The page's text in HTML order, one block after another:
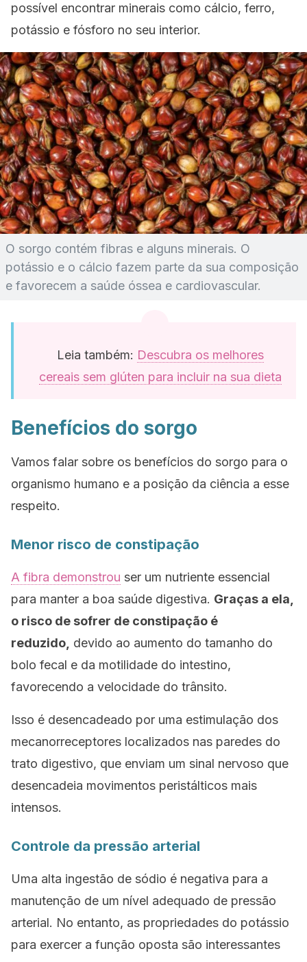
possível encontrar minerais como cálcio, ferro,
potássio e fósforo no seu interior.
O sorgo contém fibras e alguns minerais. O
potássio e o cálcio fazem parte da sua composição
e favorecem a saúde óssea e cardiovascular.
Leia também: Descubra os melhores
cereais sem glúten para incluir na sua dieta
Benefícios do sorgo
Vamos falar sobre os benefícios do sorgo para o
organismo humano e a posição da ciência a esse
respeito.
Menor risco de constipação
A fibra demonstrou ser um nutriente essencial
para manter a boa saúde digestiva. Graças a ela,
o risco de sofrer de constipação é
reduzido, devido ao aumento do tamanho do
bolo fecal e da motilidade do intestino,
favorecendo a velocidade do trânsito.
Isso é desencadeado por uma estimulação dos
mecanorreceptores localizados nas paredes do
trato digestivo, que enviam um sinal nervoso que
desencadeia movimentos peristálticos mais
intensos.
Controle da pressão arterial
Uma alta ingestão de sódio é negativa para a
manutenção de um nível adequado de pressão
arterial. No entanto, as propriedades do potássio
para exercer a função oposta são interessantes